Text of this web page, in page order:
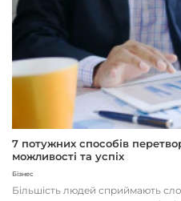
7 потужних способів
можливості та успіх
Бізнес
Більшість людей сприймають